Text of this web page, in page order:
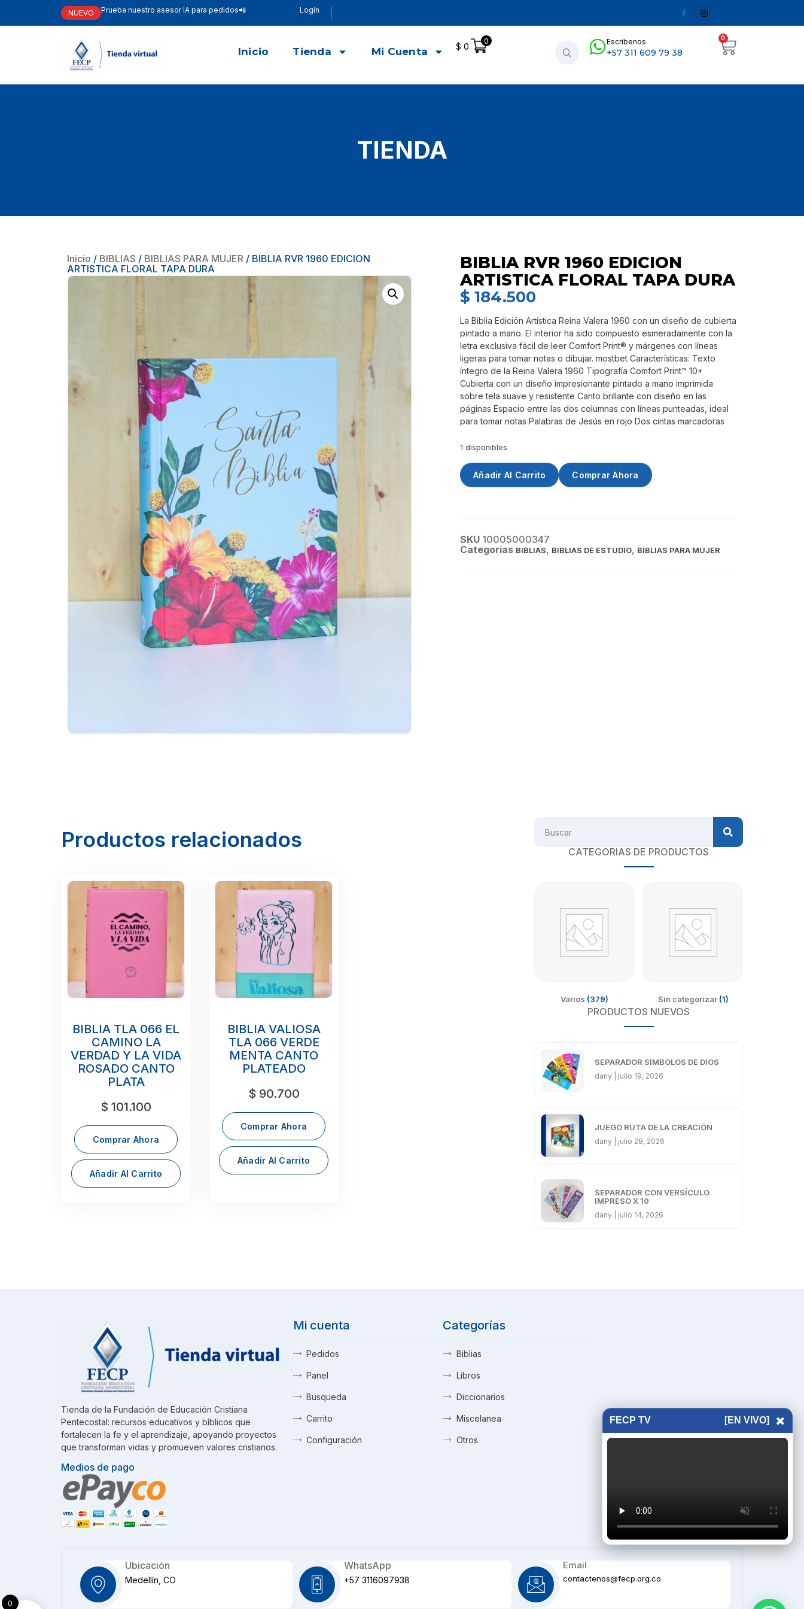
FECP TV [EN VIVO] ×
NUEVO Prueba nuestro asesor IA para pedidos📲 Login
Inicio Tienda Mi Cuenta $ 0
0 Escribenos
+57 311 609 79 38
0
TIENDA
Inicio / BIBLIAS / BIBLIAS PARA MUJER / BIBLIA RVR 1960 EDICION
ARTISTICA FLORAL TAPA DURA
BIBLIA RVR 1960 EDICION
ARTISTICA FLORAL TAPA DURA
$ 184.500
La Biblia Edición Artística Reina Valera 1960 con un diseño de cubierta
pintado a mano. El interior ha sido compuesto esmeradamente con la
letra exclusiva fácil de leer Comfort Print® y márgenes con líneas
ligeras para tomar notas o dibujar. mostbet Características: Texto
íntegro de la Reina Valera 1960 Tipografía Comfort Print™ 10+
Cubierta con un diseño impresionante pintado a mano imprimida
sobre tela suave y resistente Canto brillante con diseño en las
páginas Espacio entre las dos columnas con líneas punteadas, ideal
para tomar notas Palabras de Jesús en rojo Dos cintas marcadoras
1 disponibles
Añadir Al Carrito Comprar Ahora
SKU 10005000347
Categorías BIBLIAS, BIBLIAS DE ESTUDIO, BIBLIAS PARA MUJER
Productos relacionados
BIBLIA TLA 066 EL
CAMINO LA
VERDAD Y LA VIDA
ROSADO CANTO
PLATA
$ 101.100
Comprar Ahora
Añadir Al Carrito
BIBLIA VALIOSA
TLA 066 VERDE
MENTA CANTO
PLATEADO
$ 90.700
Comprar Ahora
Añadir Al Carrito
CATEGORIAS DE PRODUCTOS
Varios (379) Sin categorizar (1)
PRODUCTOS NUEVOS
SEPARADOR SÍMBOLOS DE DIOS
dany julio 19, 2026
JUEGO RUTA DE LA CREACIÓN
dany julio 28, 2026
SEPARADOR CON VERSÍCULO
IMPRESO X 10
dany julio 14, 2026
Tienda de la Fundación de Educación Cristiana
Pentecostal: recursos educativos y bíblicos que
fortalecen la fe y el aprendizaje, apoyando proyectos
que transforman vidas y promueven valores cristianos.
Medios de pago
Mi cuenta
Pedidos
Panel
Busqueda
Carrito
Configuración
Categorías
Biblias
Libros
Diccionarios
Miscelanea
Otros
Ubicación
Medellín, CO
WhatsApp
+57 3116097938
Email
contactenos@fecp.org.co
0